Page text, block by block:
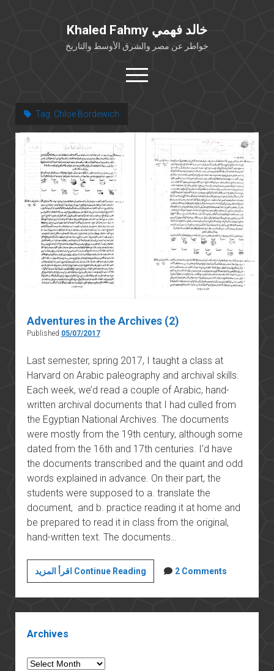
Khaled Fahmy خالد فهمي
خواطر عن مصر والشرق الأوسط والتاريخ
open
menu
خلفية شخصية
كتابات أكاديمية
مقالات صحافية
بوستات من فيسبوك
مقابلات في الإعلام
Tag: Chloe Bordewich
Adventures in the Archives (2)
Published 05/07/2017
Last semester, spring 2017, I taught a class at
Harvard on Arabic paleography and archival skills.
Each week, we’d read a couple of Arabic, hand-
written archival documents that I had culled from
the Egyptian National Archives. The documents
were mostly from the 19th century, although some
dated from the 16th and 17th centuries. I’d have
the documents transcribed and the quaint and odd
words explained in advance. On their part, the
students were supposed to a. translate the
document, and b. practice reading it at home and
be prepared to read it in class from the original,
hand-written text. The documents…
اقرأ المزيد Continue ReadingAdventures
in
the
Archives
2 Comments
Archives
Archives